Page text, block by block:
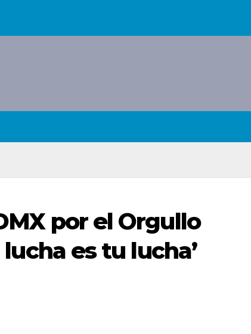
por el Orgullo
es tu lucha’